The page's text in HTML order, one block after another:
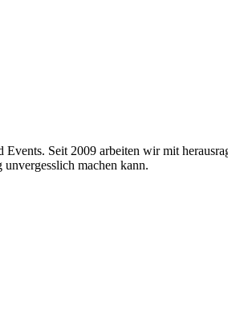
Seit 2009 arbeiten wir mit
machen kann.